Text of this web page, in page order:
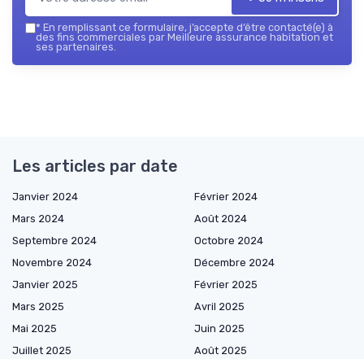
* En remplissant ce formulaire, j’accepte d’être contacté(e) à
des fins commerciales par Meilleure assurance habitation et
ses partenaires.
Les articles par date
Janvier 2024
Février 2024
Mars 2024
Août 2024
Septembre 2024
Octobre 2024
Novembre 2024
Décembre 2024
Janvier 2025
Février 2025
Mars 2025
Avril 2025
Mai 2025
Juin 2025
Juillet 2025
Août 2025